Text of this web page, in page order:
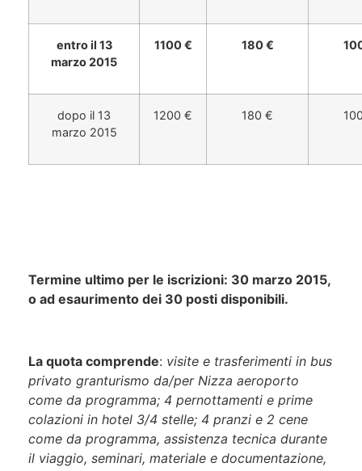
entro il 13
marzo 2015
1100 € 180 €
dopo il 13
marzo 2015
1200 € 180 €
Termine ultimo per le iscrizioni: 30 marzo 2015,
o ad esaurimento dei 30 posti disponibili.
La quota comprende: visite e trasferimenti in bus
privato granturismo da/per Nizza aeroporto
come da programma; 4 pernottamenti e prime
colazioni in hotel 3/4 stelle; 4 pranzi e 2 cene
come da programma, assistenza tecnica durante
il viaggio, seminari, materiale e documentazione,